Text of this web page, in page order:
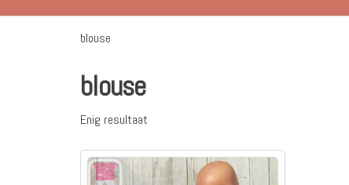
blouse
blouse
Enig resultaat